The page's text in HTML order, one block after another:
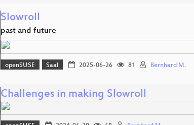
Slowroll
past and future
openSUSE Saal 2025-06-26 81 Bernhard M.
Challenges in making Slowroll